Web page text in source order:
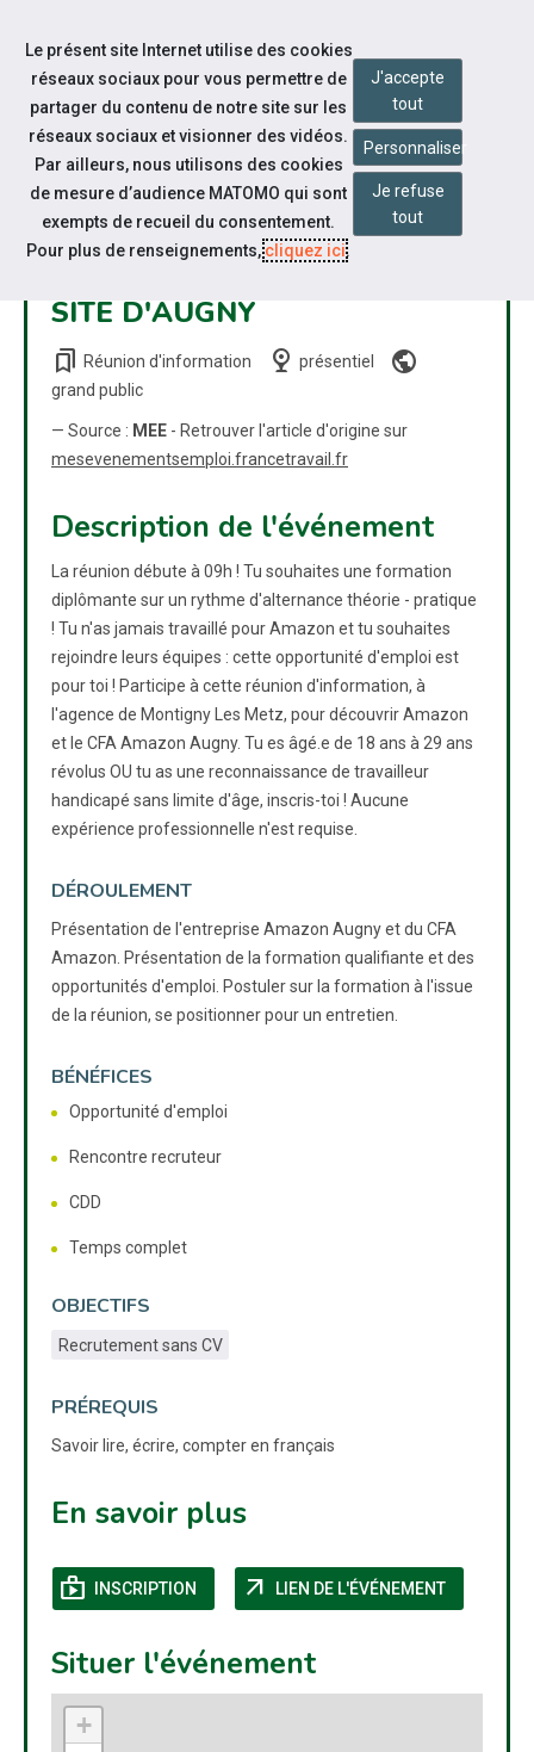
Aller au contenu
CONTRAT D'APPRENTISSAGE
: PREPARATEURS DE
SITE D'AUGNY
bookmarks Réunion d'information nest_cam_indoor présentiel public
grand public
— Source : MEE - Retrouver l'article d'origine sur
mesevenementsemploi.francetravail.fr
Description de l'événement
La réunion débute à 09h ! Tu souhaites une formation
diplômante sur un rythme d'alternance théorie - pratique
! Tu n'as jamais travaillé pour Amazon et tu souhaites
rejoindre leurs équipes : cette opportunité d'emploi est
pour toi ! Participe à cette réunion d'information, à
l'agence de Montigny Les Metz, pour découvrir Amazon
et le CFA Amazon Augny. Tu es âgé.e de 18 ans à 29 ans
révolus OU tu as une reconnaissance de travailleur
handicapé sans limite d'âge, inscris-toi ! Aucune
expérience professionnelle n'est requise.
DÉROULEMENT
Présentation de l'entreprise Amazon Augny et du CFA
Amazon. Présentation de la formation qualifiante et des
opportunités d'emploi. Postuler sur la formation à l'issue
de la réunion, se positionner pour un entretien.
BÉNÉFICES
Opportunité d'emploi
Rencontre recruteur
CDD
Temps complet
OBJECTIFS
Recrutement sans CV
PRÉREQUIS
Savoir lire, écrire, compter en français
En savoir plus
shop INSCRIPTION(NOUVELLE FENÊTRE)
arrow_outward LIEN DE L'ÉVÉNEMENT
Situer l'événement
+
Le présent site Internet utilise des cookies
réseaux sociaux pour vous permettre de
partager du contenu de notre site sur les
réseaux sociaux et visionner des vidéos.
Par ailleurs, nous utilisons des cookies
de mesure d’audience MATOMO qui sont
exempts de recueil du consentement.
Pour plus de renseignements,cliquez ici.
J'accepte
tout
Personnaliser
Je refuse
tout